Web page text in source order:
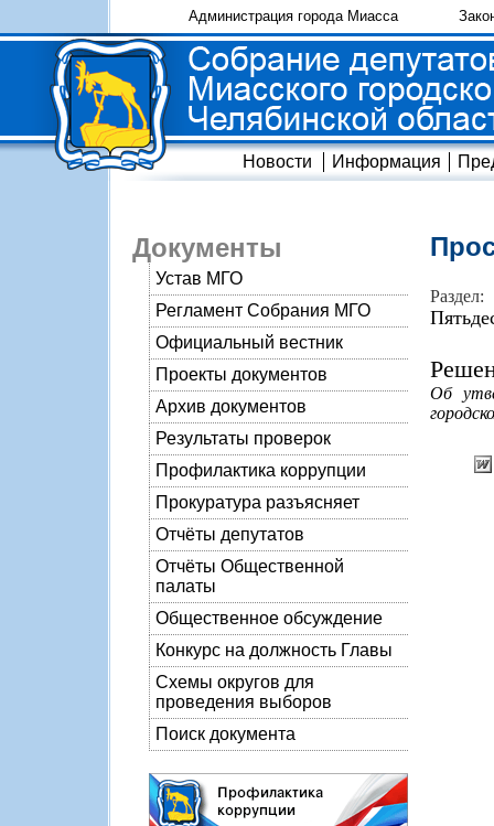
Администрация города Миасса
Новости Информация
Документы
Устав МГО
Регламент Собрания МГО
Официальный вестник
Проекты документов
Архив документов
Результаты проверок
Профилактика коррупции
Прокуратура разъясняет
Отчёты депутатов
Отчёты Общественной
палаты
Общественное обсуждение
Конкурс на должность Главы
Схемы округов для
проведения выборов
Поиск документа
Раздел:
Об